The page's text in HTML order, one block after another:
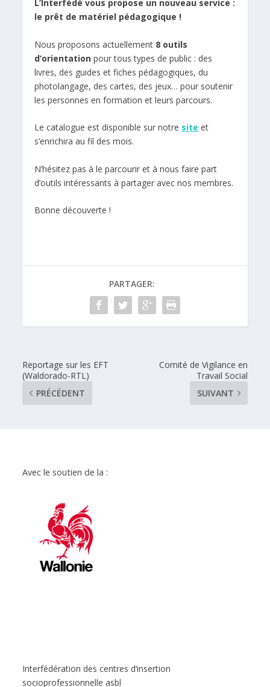
L’Interfédé vous propose un nouveau service :
le prêt de matériel pédagogique !
Nous proposons actuellement 8 outils
d’orientation pour tous types de public : des
livres, des guides et fiches pédagogiques, du
photolangage, des cartes, des jeux… pour soutenir
les personnes en formation et leurs parcours.
Le catalogue est disponible sur notre site et
s’enrichira au fil des mois.
N’hésitez pas à le parcourir et à nous faire part
d’outils intéressants à partager avec nos membres.
Bonne découverte !
PARTAGER:
Reportage sur les EFT
(Waldorado-RTL)
PRÉCÉDENT
Comité de Vigilance en
Travail Social
SUIVANT
Avec le soutien de la :
Interfédération des centres d’insertion
socioprofessionnelle asbl